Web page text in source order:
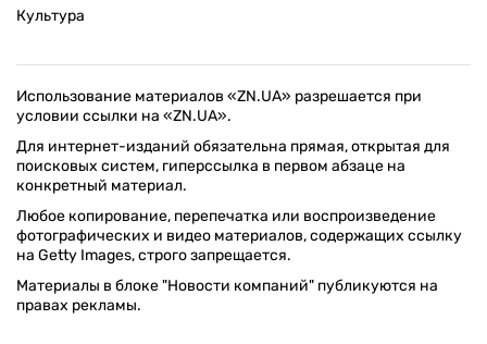
Культура
Использование материалов «ZN.UA» разрешается при
условии ссылки на «ZN.UA».
Для интернет-изданий обязательна прямая, открытая для
поисковых систем, гиперссылка в первом абзаце на
конкретный материал.
Любое копирование, перепечатка или воспроизведение
фотографических и видео материалов, содержащих ссылку
на Getty Images, строго запрещается.
Материалы в блоке "Новости компаний" публикуются на
правах рекламы.